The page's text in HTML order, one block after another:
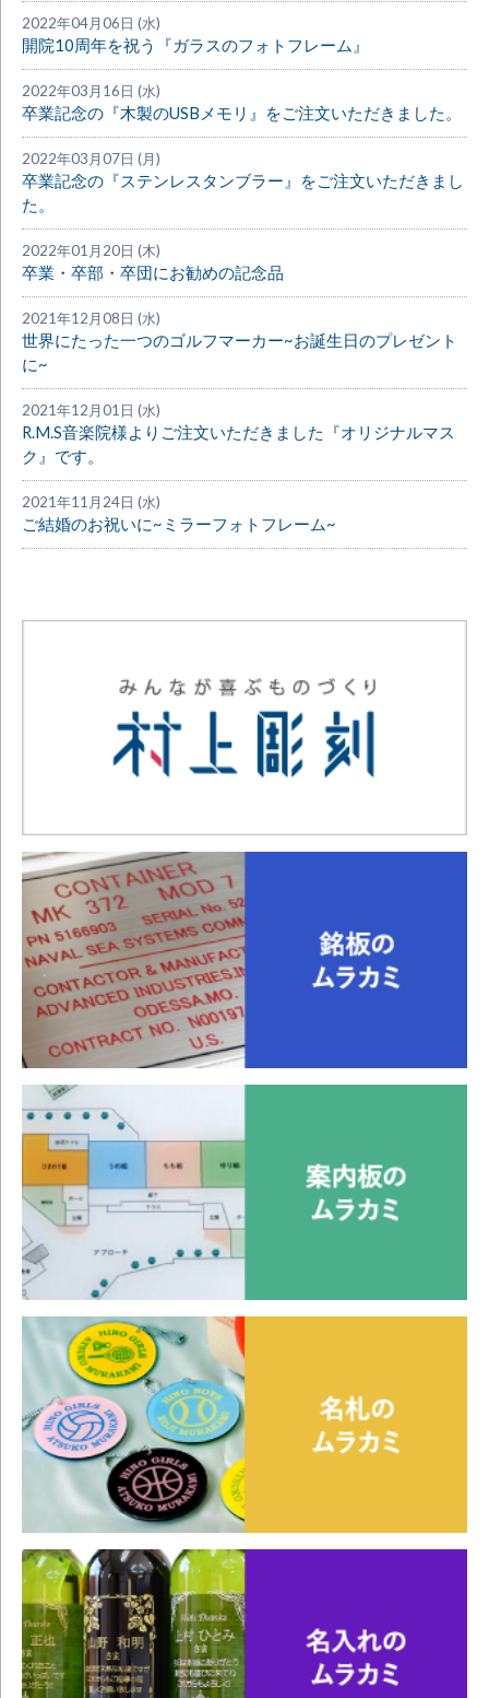
2022年04月06日 (水)
開院10周年を祝う『ガラスのフォトフレーム』
2022年03月16日 (水)
卒業記念の『木製のUSBメモリ』をご注文いただきました。
2022年03月07日 (月)
卒業記念の『ステンレスタンブラー』をご注文いただきまし
た。
2022年01月20日 (木)
卒業・卒部・卒団にお勧めの記念品
2021年12月08日 (水)
世界にたった一つのゴルフマーカー~お誕生日のプレゼント
に~
2021年12月01日 (水)
R.M.S音楽院様よりご注文いただきました『オリジナルマス
ク』です。
2021年11月24日 (水)
ご結婚のお祝いに~ミラーフォトフレーム~